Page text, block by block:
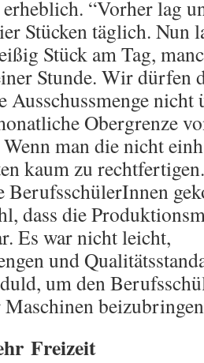
“Vorher lag
Stücken täglich. Nun
Stück am Tag,
Stunde. Wir dürfen
Ausschussmenge nicht
Obergrenze
man die nicht
kaum zu
BerufsschülerInnen
dass die
Es war nicht leicht,
und
um den
Freizeit